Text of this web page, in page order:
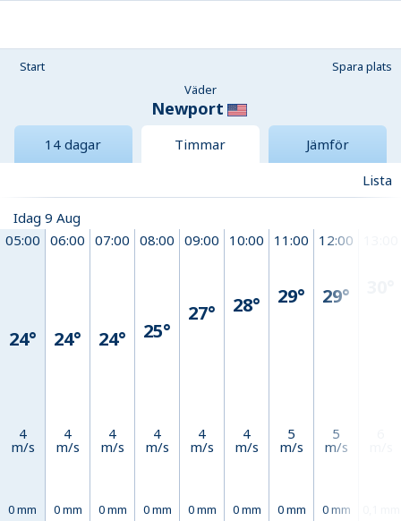
Start
Spara plats
Väder
Newport
14 dagar Timmar
Jämför
Lista
Idag 9 Aug
05:00
24°
4
m/s
0 mm
06:00
24°
4
m/s
0 mm
07:00
24°
4
m/s
0 mm
08:00
25°
4
m/s
0 mm
09:00
27°
4
m/s
0 mm
10:00
28°
4
m/s
0 mm
11:00
29°
5
m/s
0 mm
12:00
29°
5
m/s
0 mm